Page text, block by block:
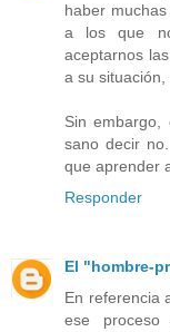
haber
a los que
aceptarnos
a su situación,
Sin embargo,
sano decir
que aprender
Responder
El "hombre-
En referencia
ese proceso